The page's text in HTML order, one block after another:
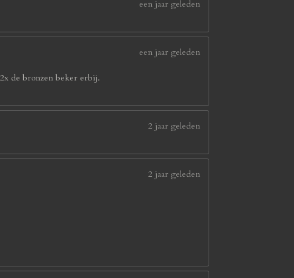
een jaar geleden
een jaar geleden
2x de bronzen beker erbij.
2 jaar geleden
2 jaar geleden